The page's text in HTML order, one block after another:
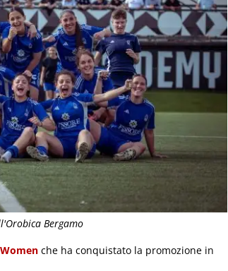
Bergamo
che ha conquistato la promozione in